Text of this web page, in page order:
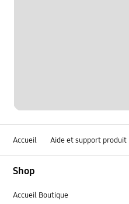
Accueil Aide et support produit
Shop
Accueil Boutique